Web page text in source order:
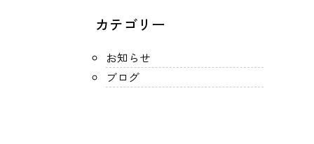
カテゴリー
お知らせ
ブログ